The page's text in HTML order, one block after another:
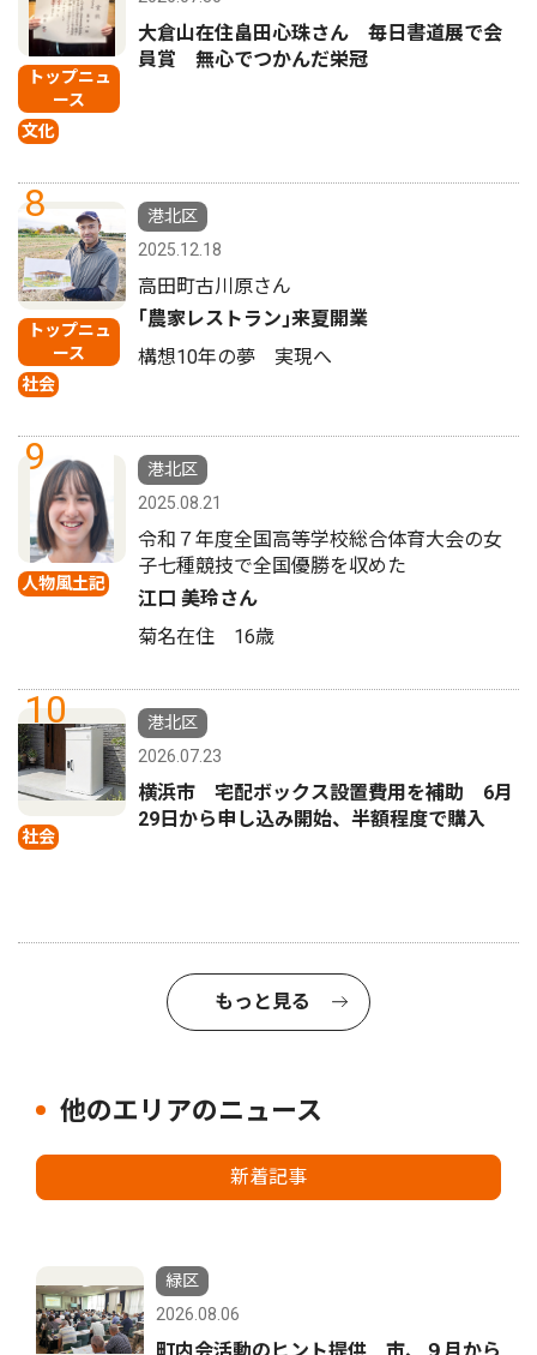
トップニュ
ース
文化
大倉山在住畠田心珠さん 毎日書道展で会
員賞 無心でつかんだ栄冠
8
トップニュ
ース
社会
港北区
2025.12.18
高田町古川原さん
｢農家レストラン｣来夏開業
構想10年の夢 実現へ
9
人物風土記
港北区
2025.08.21
令和７年度全国高等学校総合体育大会の女
子七種競技で全国優勝を収めた
江口 美玲さん
菊名在住 16歳
10
社会
港北区
2026.07.23
横浜市 宅配ボックス設置費用を補助 6月
29日から申し込み開始、半額程度で購入
もっと見る
他のエリアのニュース
新着記事
緑区
2026.08.06